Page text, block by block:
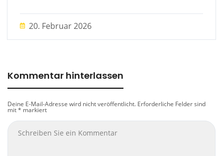
20. Februar 2026
Kommentar hinterlassen
Deine E-Mail-Adresse wird nicht veröffentlicht. Erforderliche Felder sind
mit* markiert